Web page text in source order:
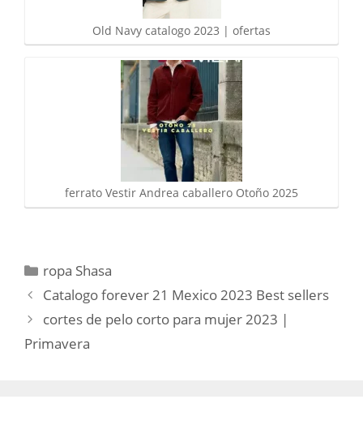
Old Navy catalogo 2023 | ofertas
ferrato Vestir Andrea caballero Otoño 2025
Categorías
ropa Shasa
Catalogo forever 21 Mexico 2023 Best sellers
cortes de pelo corto para mujer 2023 |
Primavera